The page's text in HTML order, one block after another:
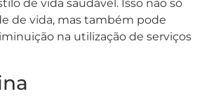
de vida saudável. Isso não só
de vida, mas também pode
na utilização de serviços